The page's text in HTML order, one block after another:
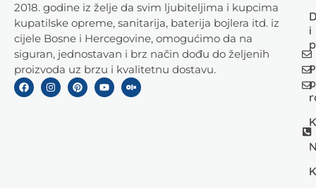
2018. godine iz želje da svim ljubiteljima i kupcima
kupatilske opreme, sanitarija, baterija bojlera itd. iz
cijele Bosne i Hercegovine, omogućimo da na
siguran, jednostavan i brz način dođu do željenih
proizvoda uz brzu i kvalitetnu dostavu.
i